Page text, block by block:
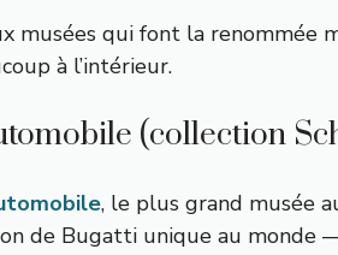
musées qui font la renommée
à l’intérieur.
(collection
, le plus grand musée
de Bugatti unique au monde